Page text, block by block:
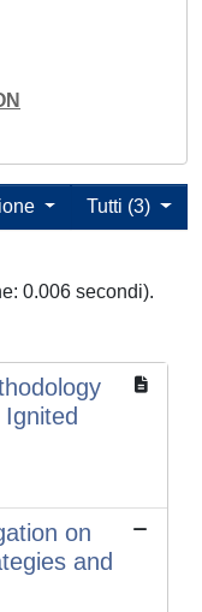
Tutti (3)
0.006 secondi).
on
and